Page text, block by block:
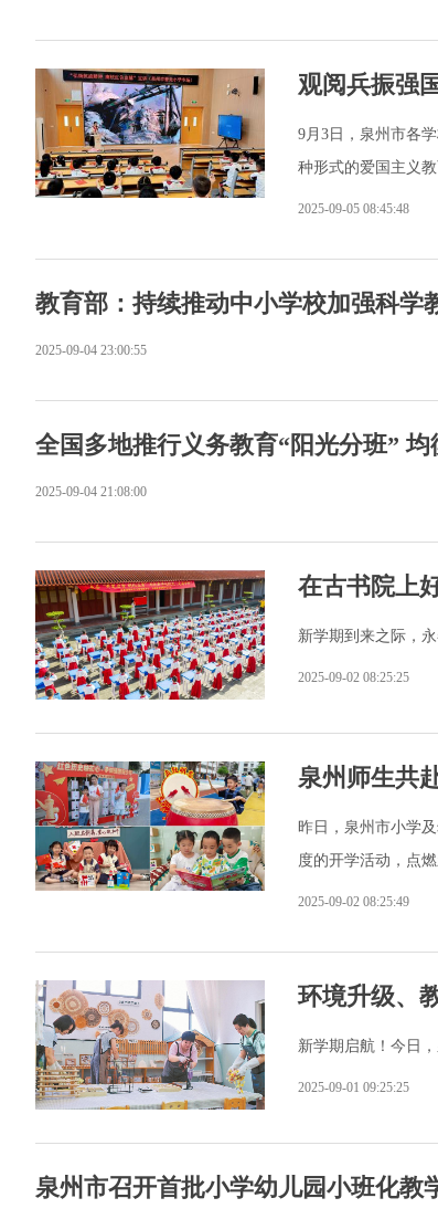
观阅兵振强
9月3日，泉州市各
种形式的爱国主义
2025-09-05 08:45:48
教育部：持续推动中小学校加强科学
2025-09-04 23:00:55
全国多地推行义务教育“阳光分班”
2025-09-04 21:08:00
在古书院上
新学期到来之际，
2025-09-02 08:25:25
泉州师生共
昨日，泉州市小学
度的开学活动，点
2025-09-02 08:25:49
环境升级、
新学期启航！今日
2025-09-01 09:25:25
泉州市召开首批小学幼儿园小班化教